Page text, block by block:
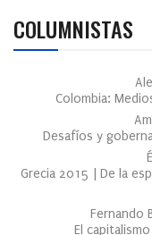
COLUMNISTAS
Colombia:
Desafíos y
Grecia 2015 | De la
Fernando
El